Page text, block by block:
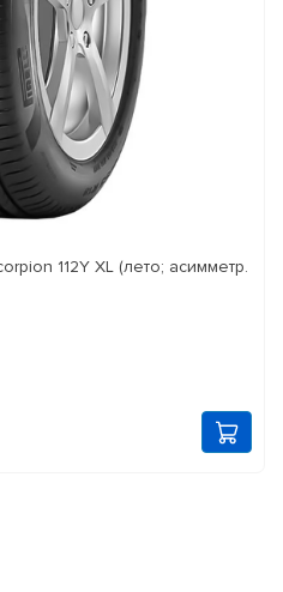
112Y XL (лето; асимметр.